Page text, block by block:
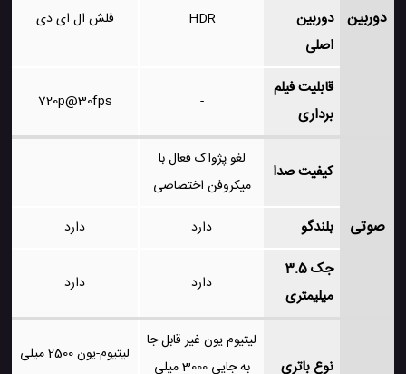
دوربین دوربین
اصلی
HDR فلش ال ای دی
قابلیت فیلم
برداری
-
720p@30fps
صوتی
کیفیت صدا
لغو پژواک فعال با
میکروفن اختصاصی
-
بلندگو دارد دارد
جک 3.5
میلیمتری
دارد دارد
نوع باتری
لیتیوم-یون غیر قابل جا
به جایی 3000 میلی
لیتیوم-یون 2500 میلی